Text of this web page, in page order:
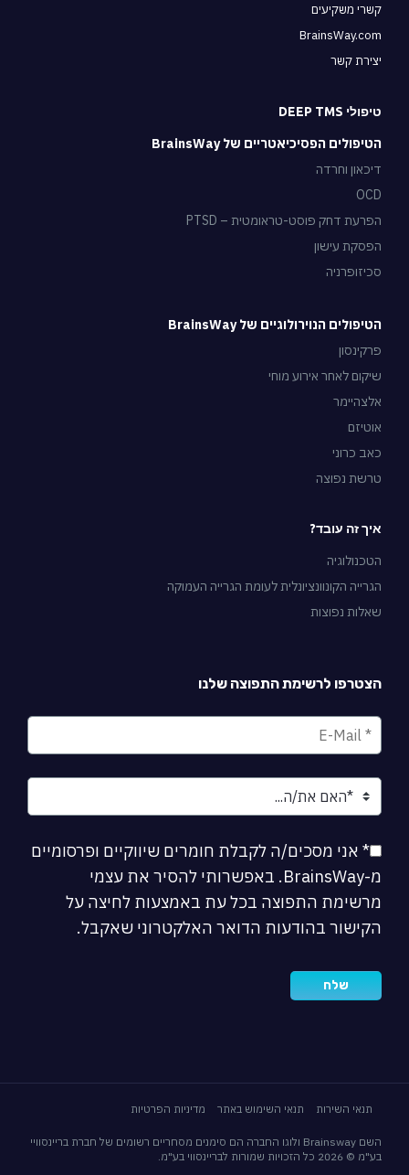
קשרי משקיעים
BrainsWay.com
יצירת קשר
טיפולי DEEP TMS
הטיפולים הפסיכיאטריים של BrainsWay
דיכאון וחרדה
OCD
הפרעת דחק פוסט-טראומטית – PTSD
הפסקת עישון
סכיזופרניה
הטיפולים הנוירולוגיים של BrainsWay
פרקינסון
שיקום לאחר אירוע מוחי
אלצהיימר
אוטיזם
כאב כרוני
טרשת נפוצה
איך זה עובד?
הטכנולוגיה
הגרייה הקונוונציונלית לעומת הגרייה העמוקה
שאלות נפוצות
הצטרפו לרשימת התפוצה שלנו
* אני מסכים/ה לקבלת חומרים שיווקיים ופרסומיים
מ-BrainsWay. באפשרותי להסיר את עצמי
מרשימת התפוצה בכל עת באמצעות לחיצה על
הקישור בהודעות הדואר האלקטרוני שאקבל.
תנאי השירות תנאי השימוש באתר מדיניות הפרטיות
השם Brainsway ולוגו החברה הם סימנים מסחריים רשומים של חברת בריינסוויי
בע"מ © 2026 כל הזכויות שמורות לבריינסווי בע"מ.